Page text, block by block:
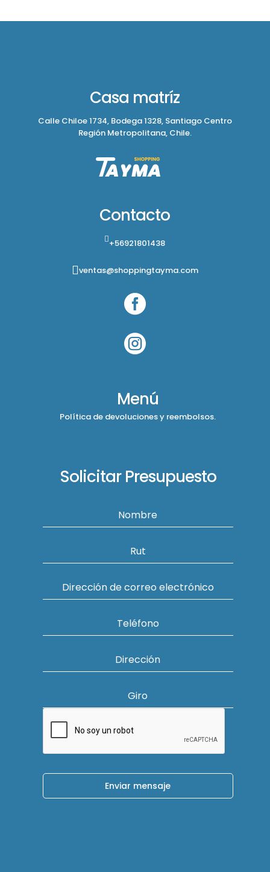
Casa matríz
Calle Chiloe 1734, Bodega 1328, Santiago Centro
Región Metropolitana, Chile.
Contacto
+56921801438
ventas@shoppingtayma.com


Menú
Política de devoluciones y reembolsos.
Solicitar Presupuesto
Nombre
Rut
Dirección de correo electrónico
Teléfono
Dirección
Giro
Enviar mensaje